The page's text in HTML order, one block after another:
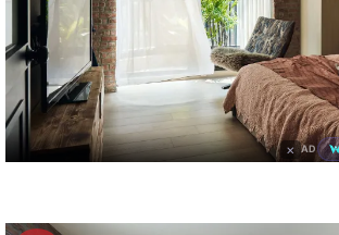
× AD